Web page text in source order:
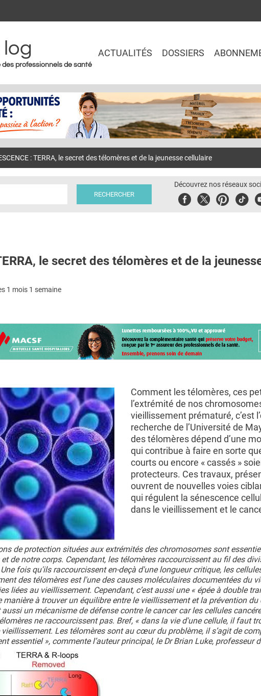
des professionnels de santé
ACTUALITÉS DOSSIERS
: TERRA, le secret des télomères et de la jeunesse cellulaire
Découvrez nos réseaux
FacebookTwitterPinterest
Tiktok
le secret des télomères et de la
1 mois 1 semaine
Comment les télomères, ces
l’extrémité de nos
vieillissement prématuré, c’est
recherche de l’Université de
des télomères dépend d’une
qui contribue à faire en sorte
courts ou encore « cassés »
protecteurs. Ces travaux,
ouvrent de nouvelles voies
qui régulent la sénescence
dans le vieillissement et le
de protection situées aux extrémités des chromosomes sont
de notre corps. Cependant, les télomères raccourcissent au fil des
fois qu'ils raccourcissent en-deçà d'une longueur critique, les
des télomères est l'une des causes moléculaires documentées du
liées au vieillissement. Cependant, c’est aussi une « épée à double
manière à trouver un équilibre entre le vieillissement et la prévention
un mécanisme de défense contre le cancer car les cellules
ne raccourcissent pas. Bref, « dans la vie d'une cellule, il faut
Les télomères sont au cœur du problème, il s’agit de
essentiel », commente l’auteur principal, le Dr Brian Luke, professeur